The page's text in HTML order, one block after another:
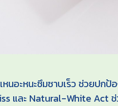
นอะหนะซึมซาบเร็ว ช่วยป
และ Natural-White Act